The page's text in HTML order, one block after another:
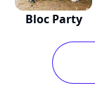
Bloc Party